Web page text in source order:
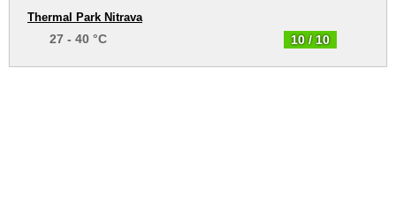
10 / 10
Thermal Park Nitrava
27 - 40 °C